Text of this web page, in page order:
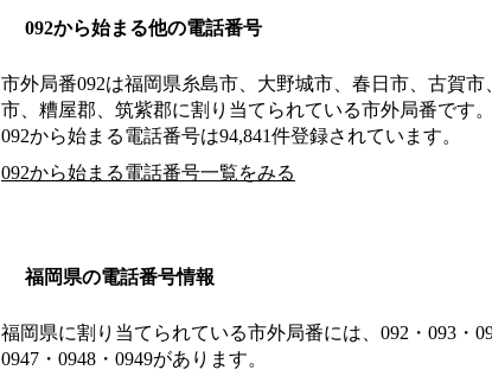
092から始まる他の電話番号
市外局番092は福岡県糸島市、大野城市、春日市、古賀
市、糟屋郡、筑紫郡に割り当てられている市外局番です。
092から始まる電話番号は94,841件登録されています。
092から始まる電話番号一覧をみる
福岡県の電話番号情報
福岡県に割り当てられている市外局番には、092・093・
0947・0948・0949があります。